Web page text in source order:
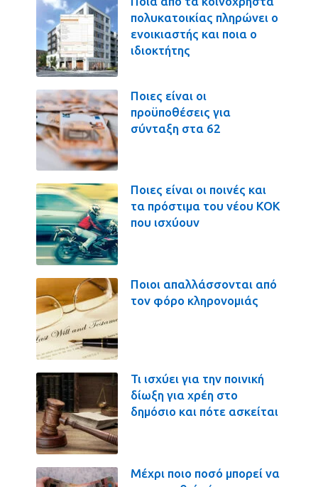
πολυκατοικίας πληρώνει ο
ενοικιαστής και ποια ο
ιδιοκτήτης
Ποιες είναι οι
προϋποθέσεις για
σύνταξη στα 62
Ποιες είναι οι ποινές και
τα πρόστιμα του νέου ΚΟΚ
που ισχύουν
Ποιοι απαλλάσσονται από
τον φόρο κληρονομιάς
Τι ισχύει για την ποινική
δίωξη για χρέη στο
δημόσιο και πότε ασκείται
Μέχρι ποιο ποσό μπορεί να